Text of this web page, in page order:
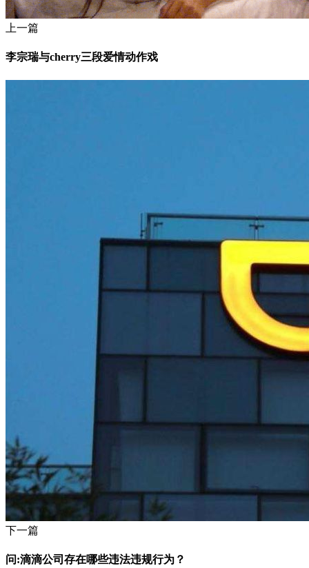
上一篇
李宗瑞与cherry三段爱情动作戏
下一篇
问:滴滴公司存在哪些违法违规行为？